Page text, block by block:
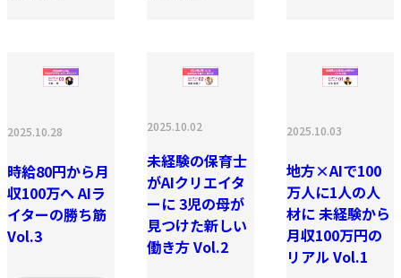
2025.10.28
時給80円から月
収100万へ AIラ
イターの勝ち筋
Vol.3
2025.10.02
未経験の保育士
がAIクリエイタ
ーに 3児の母が
見つけた新しい
働き方 Vol.2
2025.10.03
地方×AIで100
万人に1人の人
材に 未経験から
月収100万円の
リアル Vol.1